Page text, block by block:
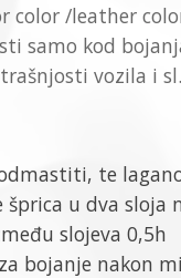
color /leather
samo kod
vozila i sl.
te
šprica u dva
slojeva 0,5h
bojanje nakon